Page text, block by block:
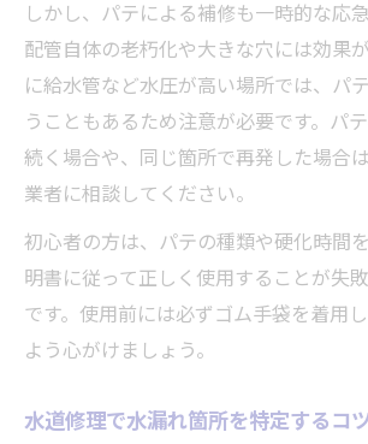
しかし、パテによる補修も一時的な応
配管自体の老朽化や大きな穴には効果
に給水管など水圧が高い場所では、パ
うこともあるため注意が必要です。パ
続く場合や、同じ箇所で再発した場合
業者に相談してください。
初心者の方は、パテの種類や硬化時間
明書に従って正しく使用することが失
です。使用前には必ずゴム手袋を着用
よう心がけましょう。
水道修理で水漏れ箇所を特定するコ